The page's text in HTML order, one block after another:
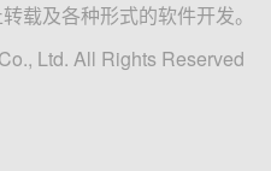
载及各种形式的软件开发。
Ltd. All Rights Reserved